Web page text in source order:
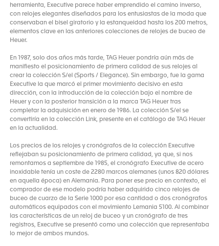
herramienta, Executive parece haber emprendido el camino inverso,
con relojes elegantes diseñados para los entusiastas de la moda que
conservaban el bisel giratorio y la estanqueidad hasta los 200 metros,
elementos clave en las anteriores colecciones de relojes de buceo de
Heuer.
En 1987, solo dos años más tarde, TAG Heuer pondría aún más de
manifiesto el posicionamiento de primera calidad de sus relojes al
crear la colección S/el (Sports / Elegance). Sin embargo, fue la gama
Executive la que marcó el primer movimiento decisivo en esta
dirección, con la introducción de la colección bajo el nombre de
Heuer y con la posterior transición a la marca TAG Heuer tras
completar la adquisición en enero de 1986. La colección S/el se
convertiría en la colección Link, presente en el catálogo de TAG Heuer
en la actualidad.
Los precios de los relojes y cronógrafos de la colección Executive
reflejaban su posicionamiento de primera calidad, ya que, si nos
remontamos a septiembre de 1985, el cronógrafo Executive de acero
inoxidable tenía un coste de 2280 marcos alemanes (unos 820 dólares
en aquella época) en Alemania. Para poner ese precio en contexto, el
comprador de ese modelo podría haber adquirido cinco relojes de
buceo de cuarzo de la Serie 1000 por esa cantidad o dos cronógrafos
automáticos equipados con el movimiento Lemania 5100. Al combinar
las características de un reloj de buceo y un cronógrafo de tres
registros, Executive se presentó como una colección que representaba
lo mejor de ambos mundos.